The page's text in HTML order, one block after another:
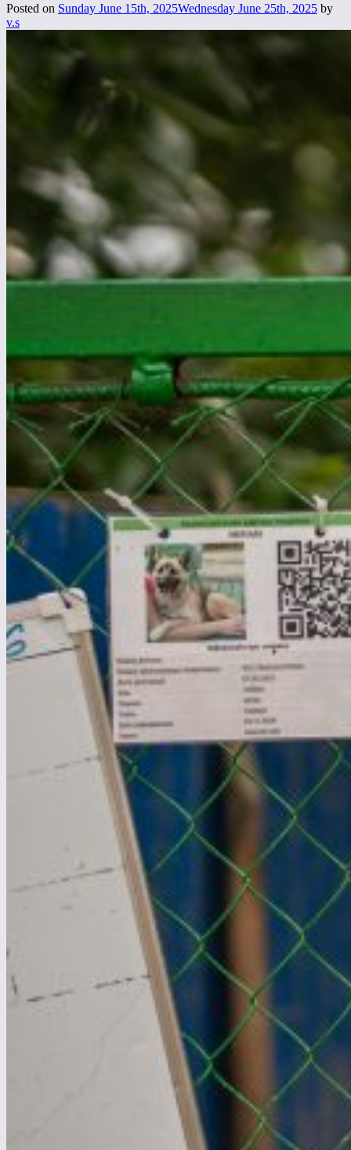
Posted on Sunday June 15th, 2025Wednesday June 25th, 2025 by
v.s